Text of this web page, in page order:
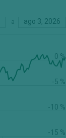
a ago 3, 2026
-15 %
-10 %
-5 %
0 %